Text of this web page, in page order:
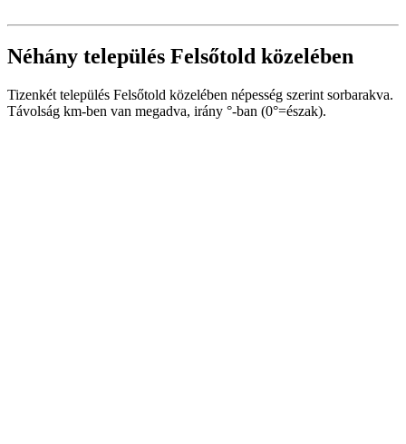
Néhány település Felsőtold közelében
Tizenkét település Felsőtold közelében népesség szerint sorbarakva.
Távolság km-ben van megadva, irány °-ban (0°=észak).